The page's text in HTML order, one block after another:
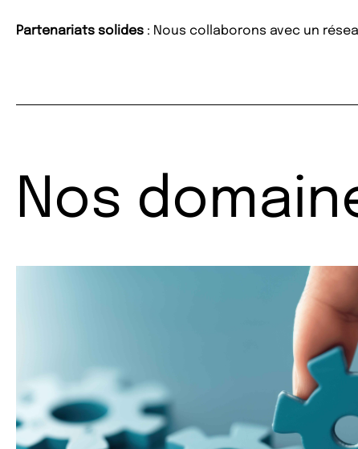
Partenariats solides : Nous collaborons avec un
Nos